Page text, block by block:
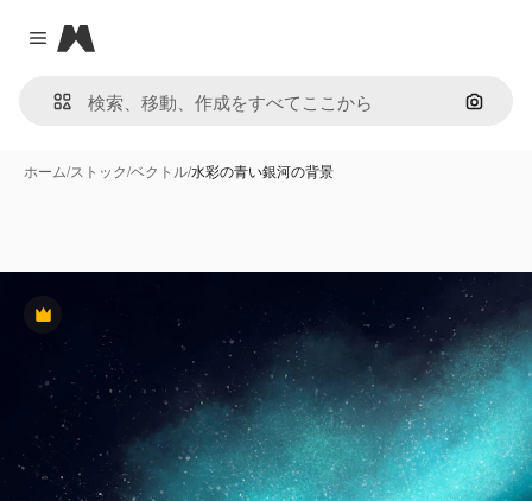
Close menu
Magnific
画像で
ホーム/ストック/ベクトル/水彩の青い銀河の背景
Premium